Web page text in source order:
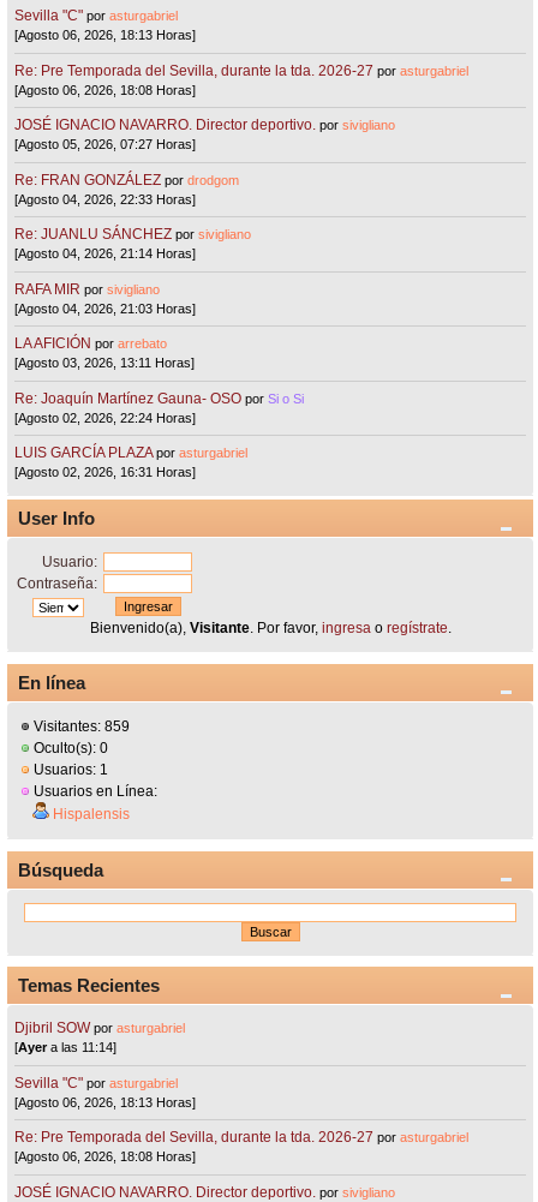
Sevilla "C"porasturgabriel
[Agosto 06, 2026, 18:13 Horas]
Re: Pre Temporada del Sevilla, durante la tda. 2026-27 porasturgabriel
[Agosto 06, 2026, 18:08 Horas]
JOSÉ IGNACIO NAVARRO. Director deportivo. porsivigliano
[Agosto 05, 2026, 07:27 Horas]
Re: FRAN GONZÁLEZ pordrodgom
[Agosto 04, 2026, 22:33 Horas]
Re: JUANLU SÁNCHEZ porsivigliano
[Agosto 04, 2026, 21:14 Horas]
RAFA MIR porsivigliano
[Agosto 04, 2026, 21:03 Horas]
LA AFICIÓN porarrebato
[Agosto 03, 2026, 13:11 Horas]
Re: Joaquín Martínez Gauna- OSO porSi o Si
[Agosto 02, 2026, 22:24 Horas]
LUIS GARCÍA PLAZA porasturgabriel
[Agosto 02, 2026, 16:31 Horas]
User Info
Usuario:
Contraseña:
Bienvenido(a), Visitante. Por favor, ingresao regístrate.
En línea
Visitantes: 859
Oculto(s): 0
Usuarios: 1
Usuarios en Línea:
Hispalensis
Búsqueda
Temas Recientes
Djibril SOW porasturgabriel
[Ayera las 11:14]
Sevilla "C"porasturgabriel
[Agosto 06, 2026, 18:13 Horas]
Re: Pre Temporada del Sevilla, durante la tda. 2026-27 porasturgabriel
[Agosto 06, 2026, 18:08 Horas]
JOSÉ IGNACIO NAVARRO. Director deportivo. porsivigliano